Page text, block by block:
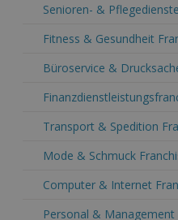
Senioren- &
Fitness & Gesundheit
Büroservice &
Transport & Spedition
Mode & Schmuck
Computer & Internet
Personal & Management